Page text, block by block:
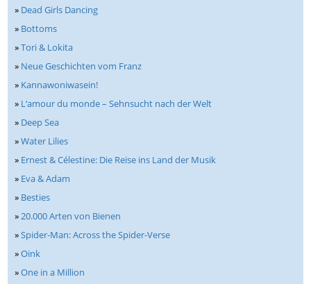
» Dead Girls Dancing
» Bottoms
»Tori & Lokita
» Neue Geschichten vom Franz
» Kannawoniwasein!
» L‘amour du monde – Sehnsucht nach der Welt
» Deep Sea
»Water Lilies
» Ernest & Célestine: Die Reise ins Land der Musik
» Eva & Adam
» Besties
»20.000 Arten von Bienen
»Spider-Man: Across the Spider-Verse
»Oink
»One in a Million